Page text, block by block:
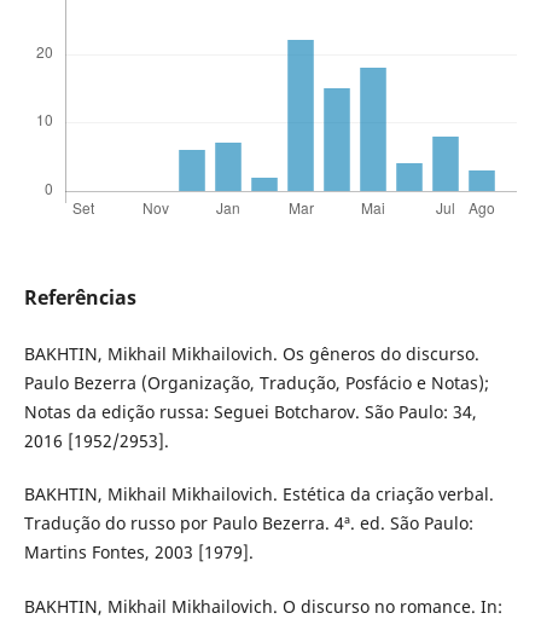
Referências
BAKHTIN, Mikhail Mikhailovich. Os gêneros do discurso.
Paulo Bezerra (Organização, Tradução, Posfácio e Notas);
Notas da edição russa: Seguei Botcharov. São Paulo: 34,
2016 [1952/2953].
BAKHTIN, Mikhail Mikhailovich. Estética da criação verbal.
Tradução do russo por Paulo Bezerra. 4ª. ed. São Paulo:
Martins Fontes, 2003 [1979].
BAKHTIN, Mikhail Mikhailovich. O discurso no romance. In: